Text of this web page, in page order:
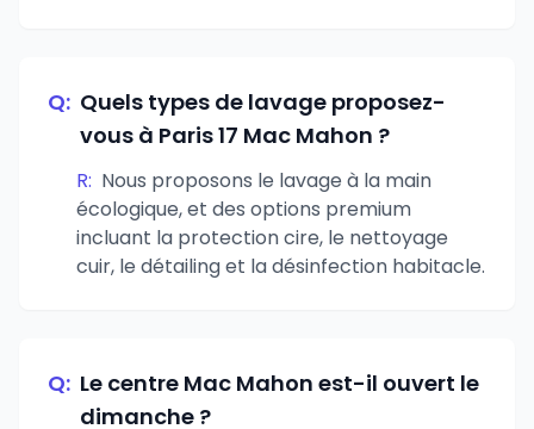
Q: Quels types de lavage proposez-
vous à Paris 17 Mac Mahon ?
R: Nous proposons le lavage à la main
écologique, et des options premium
incluant la protection cire, le nettoyage
cuir, le détailing et la désinfection habitacle.
Q: Le centre Mac Mahon est-il ouvert le
dimanche ?